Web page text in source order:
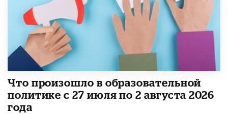
​Что произошло в образовательной
политике с 27 июля по 2 августа 2026
года